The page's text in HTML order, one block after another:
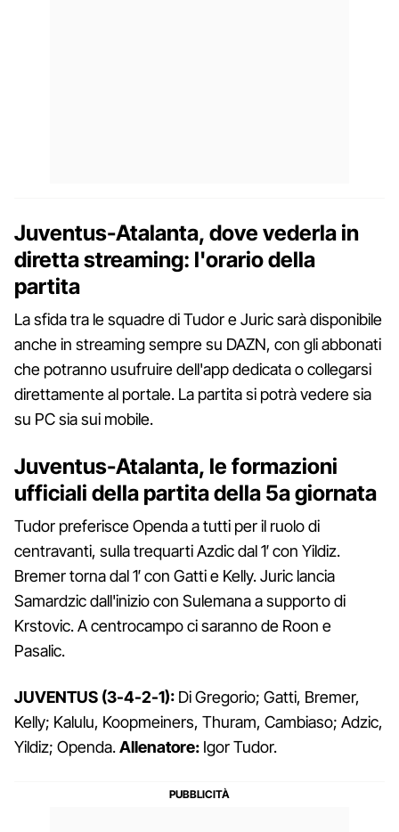
Juventus-Atalanta, dove vederla in
diretta streaming: l'orario della
partita
La sfida tra le squadre di Tudor e Juric sarà disponibile
anche in streaming sempre su DAZN, con gli abbonati
che potranno usufruire dell'app dedicata o collegarsi
direttamente al portale. La partita si potrà vedere sia
su PC sia sui mobile.
Juventus-Atalanta, le formazioni
ufficiali della partita della 5a giornata
Tudor preferisce Openda a tutti per il ruolo di
centravanti, sulla trequarti Azdic dal 1′ con Yildiz.
Bremer torna dal 1′ con Gatti e Kelly. Juric lancia
Samardzic dall'inizio con Sulemana a supporto di
Krstovic. A centrocampo ci saranno de Roon e
Pasalic.
JUVENTUS (3-4-2-1): Di Gregorio; Gatti, Bremer,
Kelly; Kalulu, Koopmeiners, Thuram, Cambiaso; Adzic,
Yildiz; Openda.Allenatore: Igor Tudor.